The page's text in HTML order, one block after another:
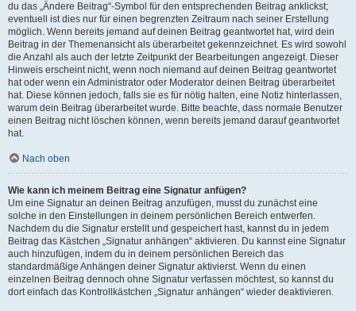
du das „Ändere Beitrag“-Symbol für den entsprechenden Beitrag anklickst;
eventuell ist dies nur für einen begrenzten Zeitraum nach seiner Erstellung
möglich. Wenn bereits jemand auf deinen Beitrag geantwortet hat, wird dein
Beitrag in der Themenansicht als überarbeitet gekennzeichnet. Es wird sowohl
die Anzahl als auch der letzte Zeitpunkt der Bearbeitungen angezeigt. Dieser
Hinweis erscheint nicht, wenn noch niemand auf deinen Beitrag geantwortet
hat oder wenn ein Administrator oder Moderator deinen Beitrag überarbeitet
hat. Diese können jedoch, falls sie es für nötig halten, eine Notiz hinterlassen,
warum dein Beitrag überarbeitet wurde. Bitte beachte, dass normale Benutzer
einen Beitrag nicht löschen können, wenn bereits jemand darauf geantwortet
hat.
Nach oben
Wie kann ich meinem Beitrag eine Signatur anfügen?
Um eine Signatur an deinen Beitrag anzufügen, musst du zunächst eine
solche in den Einstellungen in deinem persönlichen Bereich entwerfen.
Nachdem du die Signatur erstellt und gespeichert hast, kannst du in jedem
Beitrag das Kästchen „Signatur anhängen“ aktivieren. Du kannst eine Signatur
auch hinzufügen, indem du in deinem persönlichen Bereich das
standardmäßige Anhängen deiner Signatur aktivierst. Wenn du einen
einzelnen Beitrag dennoch ohne Signatur verfassen möchtest, so kannst du
dort einfach das Kontrollkästchen „Signatur anhängen“ wieder deaktivieren.